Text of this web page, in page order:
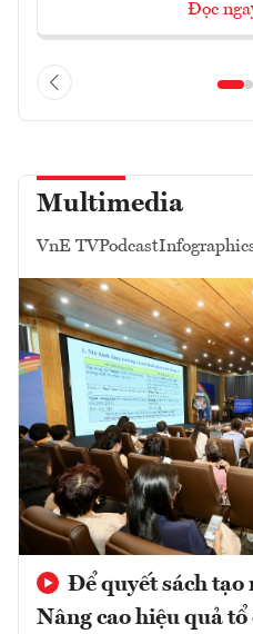
Đọc
Multimedia
VnE TVPodcast
Để quyết sách
Nâng cao hiệu quả